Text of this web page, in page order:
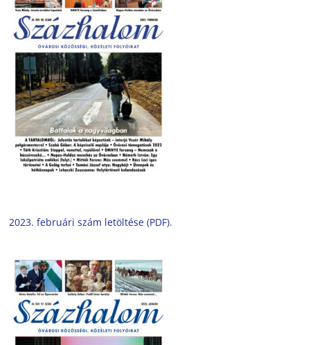
2023. februári szám letöltése (PDF).